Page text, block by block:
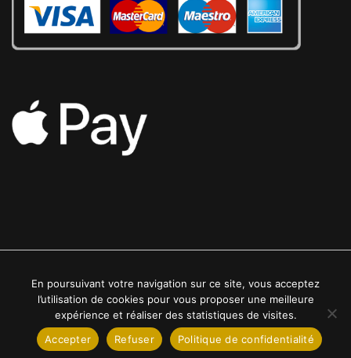
2022 © Luxe24kt | Tous droits réservés
En poursuivant votre navigation sur ce site, vous acceptez
l’utilisation de cookies pour vous proposer une meilleure
expérience et réaliser des statistiques de visites.
Accepter
Refuser Politique de confidentialité